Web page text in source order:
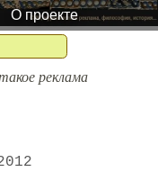
О проекте
реклама